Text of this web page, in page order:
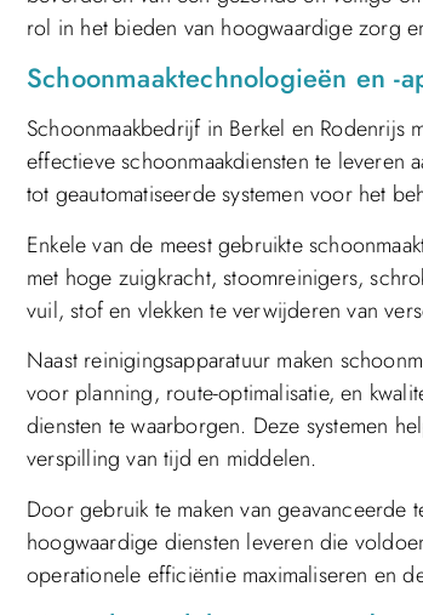
rol in het bieden van hoogwaardige zorg
Schoonmaaktechnologieën en
Schoonmaakbedrijf in Berkel en Rodenrijs
effectieve schoonmaakdiensten te leveren
tot geautomatiseerde systemen voor het
Enkele van de meest gebruikte
met hoge zuigkracht, stoomreinigers,
vuil, stof en vlekken te verwijderen van
Naast reinigingsapparatuur maken
voor planning, route-optimalisatie, en
diensten te waarborgen. Deze systemen
verspilling van tijd en middelen.
Door gebruik te maken van geavanceerde
hoogwaardige diensten leveren die
operationele efficiëntie maximaliseren en